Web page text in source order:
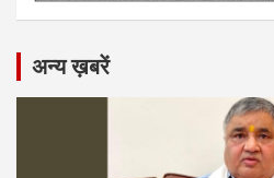
अन्य ख़बरें